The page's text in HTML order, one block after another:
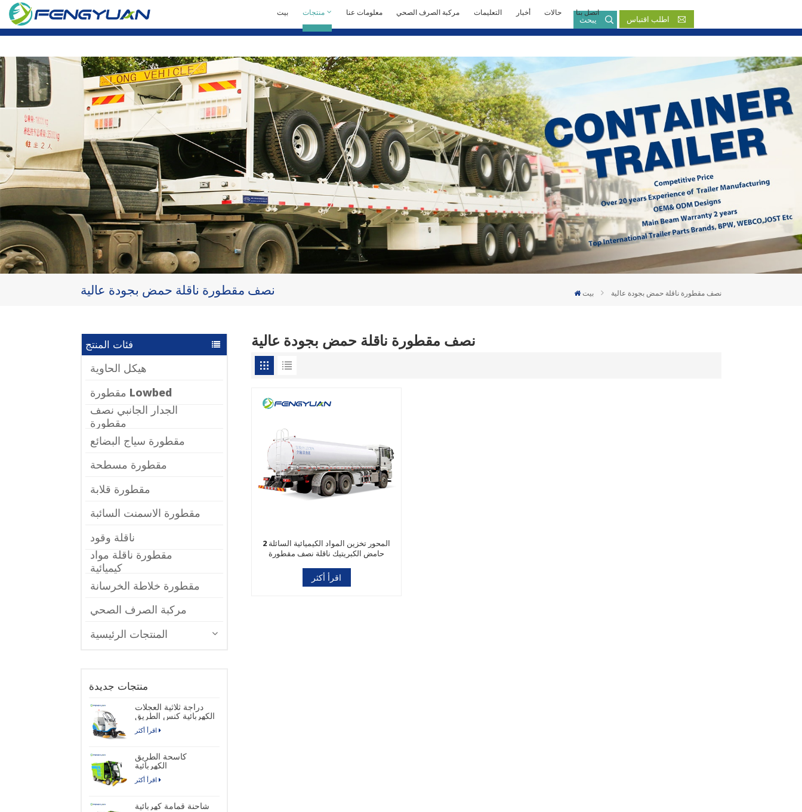
يبحث اطلب اقتباس
English
Русский язык
Español
Português
Malay
ภาษา
بالعربية
بيت منتجات معلومات عنا مركبة الصرف الصحي التعليمات أخبار حالات اتصل بنا
نصف مقطورة ناقلة حمض بجودة عالية بيت نصف مقطورة ناقلة حمض بجودة عالية
فئات المنتج
هيكل الحاوية
مقطورة Lowbed
الجدار الجانبي نصف
مقطورة
مقطورة سياج البضائع
مقطورة مسطحة
مقطورة قلابة
مقطورة الاسمنت السائبة
ناقلة وقود
مقطورة ناقلة مواد
كيميائية
مقطورة خلاطة الخرسانة
مركبة الصرف الصحي
المنتجات الرئيسية
منتجات جديدة
دراجة ثلاثية العجلات
الكهربائية كنس الطريق
اقرأ أكثر
كاسحة الطريق
الكهربائية
اقرأ أكثر
شاحنة قمامة كهربائية
نصف مقطورة ناقلة حمض بجودة عالية
2 المحور تخزين المواد الكيميائية السائلة
حامض الكبريتيك ناقلة نصف مقطورة
اقرأ أكثر